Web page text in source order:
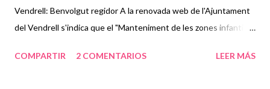
Vendrell: Benvolgut regidor A la renovada web de l'Ajuntament
del Vendrell s'indica que el "Manteniment de les zones infantils"
l'empresa creada per el mateix ajuntament "El Vendrell Serveis
COMPARTIR 2 COMENTARIOS LEER MÁS